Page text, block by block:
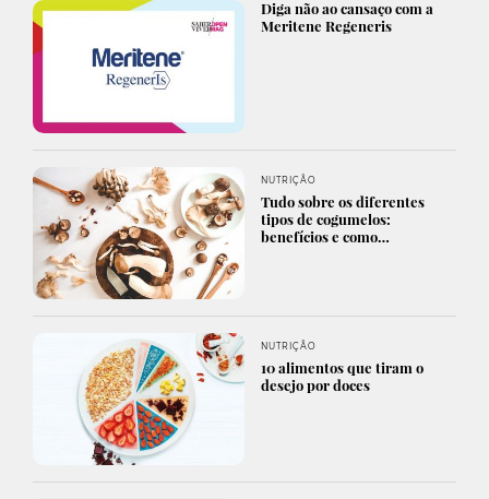
Diga não ao cansaço com a
Meritene Regeneris
NUTRIÇÃO
Tudo sobre os diferentes
tipos de cogumelos:
benefícios e como…
NUTRIÇÃO
10 alimentos que tiram o
desejo por doces